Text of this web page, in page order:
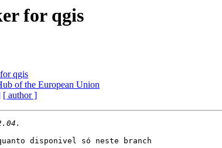
for qgis
qgis
of the European Union
[ author ]
disponivel só neste branch